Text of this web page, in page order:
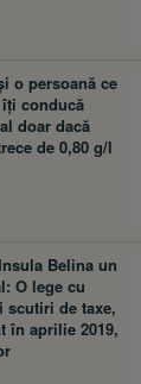
o persoană ce
conducă
doar dacă
de 0,80 g/l
Belina un
O lege cu
scutiri de taxe,
în aprilie 2019,